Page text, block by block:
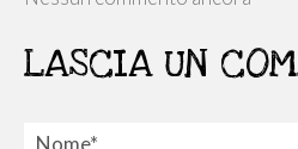
LASCIA UN